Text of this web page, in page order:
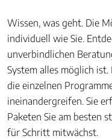
Wissen, was geht. Die
individuell wie Sie.
unverbindlichen
System alles möglich
die einzelnen
ineinandergreifen. Sie
Paketen Sie am besten
für Schritt mitwächst.